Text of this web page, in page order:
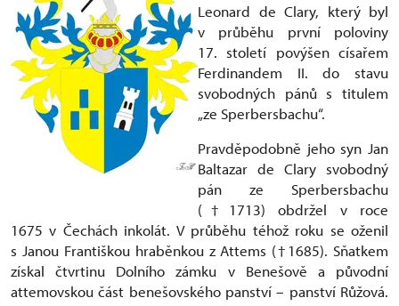
Leonard de Clary, který byl
v průběhu první poloviny
17. století povýšen císařem
Ferdinandem II. do stavu
svobodných pánů s titulem
„ze Sperbersbachu“.
Pravděpodobně jeho syn Jan
Baltazar de Clary svobodný
pán ze Sperbersbachu
(†1713) obdržel v roce
1675 v Čechách inkolát. V průběhu téhož roku se oženil
s Janou Františkou hraběnkou z Attems (†1685). Sňatkem
získal čtvrtinu Dolního zámku v Benešově a původní
attemovskou část benešovského panství – panství Růžová.